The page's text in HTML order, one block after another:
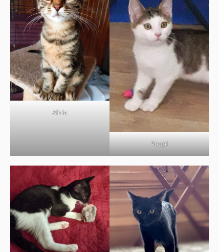
Alicia
Poupi